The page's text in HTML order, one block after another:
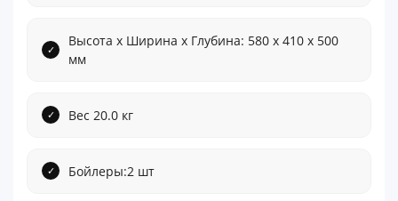
Высота x Ширина x Глубина: 580 x 410 x 500
мм
Вес 20.0 кг
Бойлеры:2 шт